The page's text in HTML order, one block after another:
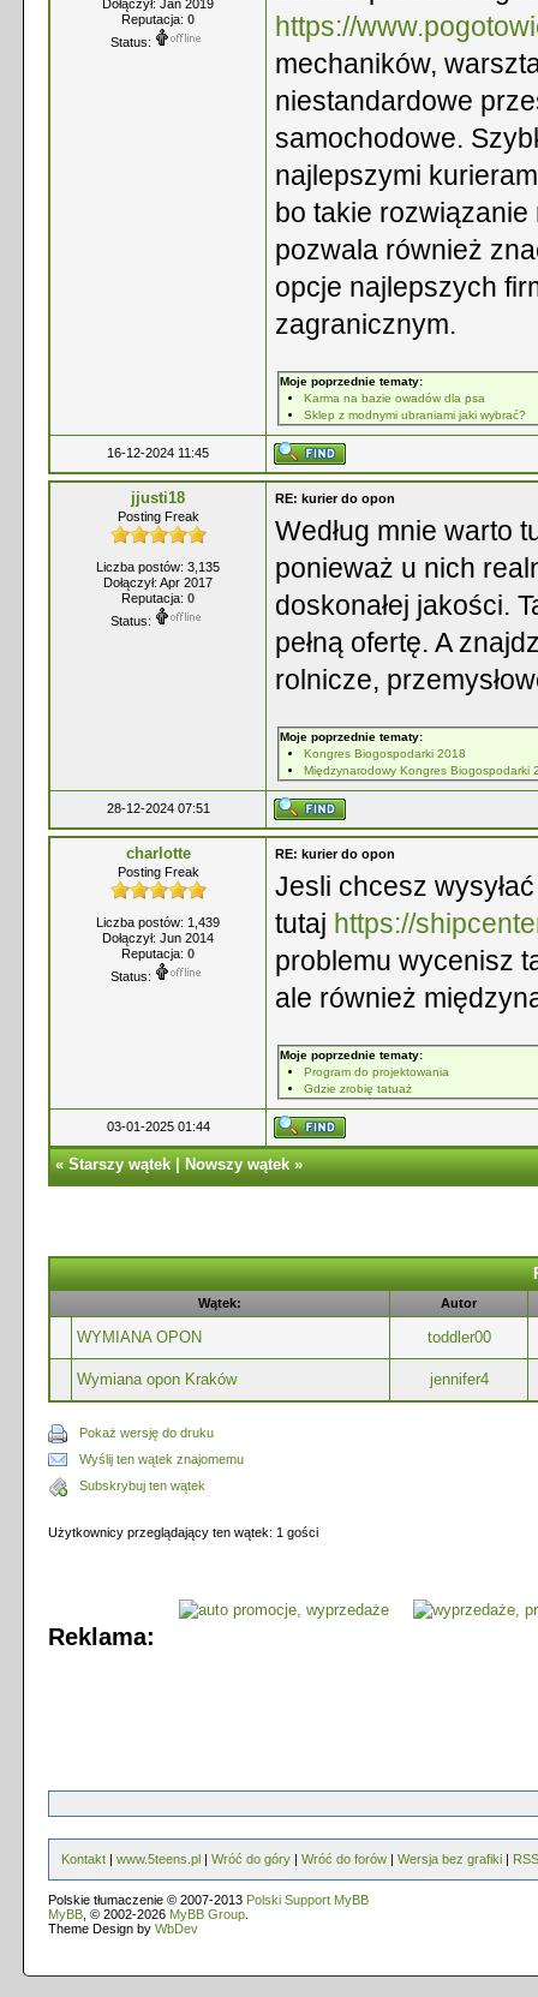
Dołączył: Jan 2019
Reputacja: 0
Status:
https://
mechaników,
niestandardowe
samochodowe.
najlepszymi
bo takie
pozwala również
opcje najlepszych
zagranicznym.
Moje poprzednie tematy:
Karma na bazie owadów dla psa
Sklep z modnymi ubraniami jaki wybrać?
16-12-2024 11:45
jjusti18
Posting Freak
Liczba postów: 3,135
Dołączył: Apr 2017
Reputacja: 0
Status:
RE: kurier do opon
Według mnie warto
ponieważ u nich
doskonałej jakości.
pełną ofertę. A
rolnicze,
Moje poprzednie tematy:
Kongres Biogospodarki 2018
Międzynarodowy Kongres Biogospodarki
28-12-2024 07:51
charlotte
Posting Freak
Liczba postów: 1,439
Dołączył: Jun 2014
Reputacja: 0
Status:
RE: kurier do opon
Jesli chcesz
tutaj https://
problemu wycenisz
ale również
Moje poprzednie tematy:
Program do projektowania
Gdzie zrobię tatuaż
03-01-2025 01:44
«Starszy wątek|Nowszy wątek»
Wątek: Autor
WYMIANA OPON toddler00
Wymiana opon Kraków jennifer4
Pokaż wersję do druku
Wyślij ten wątek znajomemu
Subskrybuj ten wątek
Użytkownicy przeglądający ten wątek: 1 gości
Reklama:
Kontakt | www.5teens.pl | Wróć do góry | Wróć do forów | Wersja bez grafiki | RSS
Polskie tłumaczenie © 2007-2013 Polski Support MyBB
MyBB , © 2002-2026 MyBB Group
Theme Design by WbDev